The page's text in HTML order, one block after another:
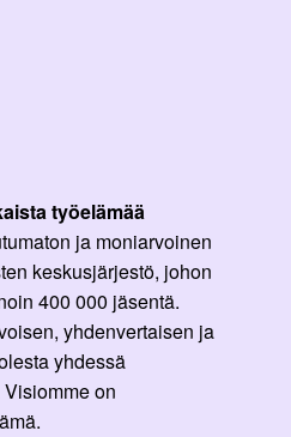
työelämää
ja moniarvoinen
keskusjärjestö, johon
400 000 jäsentä.
yhdenvertaisen ja
yhdessä
on